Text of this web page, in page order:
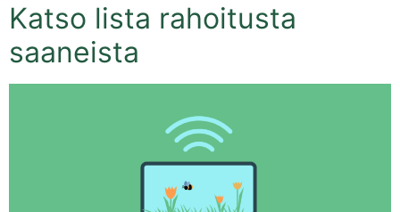
Katso lista rahoitusta
saaneista